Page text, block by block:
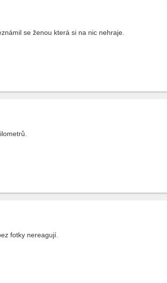
se ženou která si na nic nehraje.
fotky nereagují.